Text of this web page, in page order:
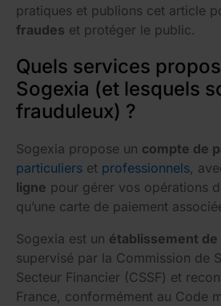
pratiques et publions cet article
fraudes et protéger le public.
Quels services
Sogexia (et lesquels
frauduleux) ?
Sogexia propose un compte de
particuliers et professionnels,
ligne pour gérer vos opérations
qu’une carte de paiement
Sogexia est un établissement
supervisé par la Commission de
Secteur Financier (CSSF) et
France, conformément au Code